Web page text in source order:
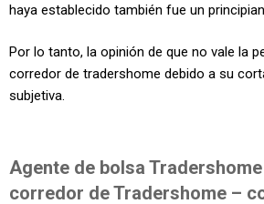
haya establecido también fue un
Por lo tanto, la opinión de que no vale la
corredor de tradershome debido a su
subjetiva.
Agente de bolsa
corredor de Tradershome –